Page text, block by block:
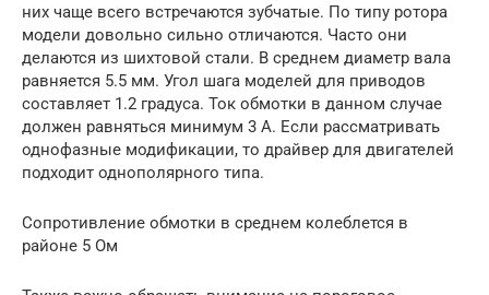
них чаще всего встречаются зубчатые. По типу ротора
модели довольно сильно отличаются. Часто они
делаются из шихтовой стали. В среднем диаметр вала
равняется 5.5 мм. Угол шага моделей для приводов
составляет 1.2 градуса. Ток обмотки в данном случае
должен равняться минимум 3 А. Если рассматривать
однофазные модификации, то драйвер для двигателей
подходит однополярного типа.
Сопротивление обмотки в среднем колеблется в
районе 5 Ом